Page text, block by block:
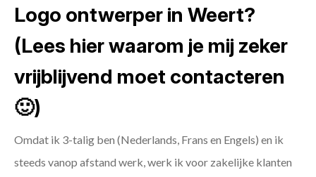
Logo ontwerper in Weert?
(Lees hier waarom je mij zeker
vrijblijvend moet contacteren
🙂)
Omdat ik 3-talig ben (Nederlands, Frans en Engels) en ik
steeds vanop afstand werk, werk ik voor zakelijke klanten